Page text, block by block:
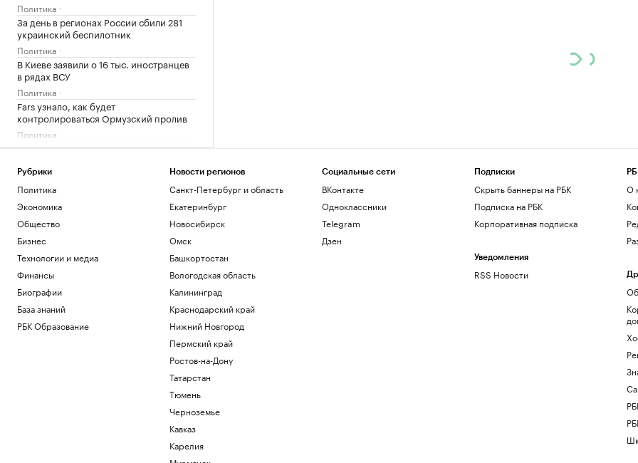
Политика
За день в регионах России сбили 281
украинский беспилотник
Политика
В Киеве заявили о 16 тыс. иностранцев
в рядах ВСУ
Политика
Fars узнало, как будет
контролироваться Ормузский пролив
Политика
«ИжАвиа» занялась восстановлением
Общество
МИД России заявил, что Армения
демонстративно «заигрывает» с
Украиной
Политика
Зачем инвестировать в торговые
пространства на первых этажах
РБК и ПИК Серия плюс
Как принять квартиру в новостройке и
не пропустить дефекты
РБК Компании
Минобороны показало удар «Гераней»
Рубрики
Политика
Экономика
Общество
Бизнес
Технологии и медиа
Финансы
Биографии
База знаний
РБК Образование
Новости регионов
Санкт-Петербург и область
Екатеринбург
Новосибирск
Омск
Башкортостан
Вологодская область
Калининград
Краснодарский край
Нижний Новгород
Пермский край
Ростов-на-Дону
Татарстан
Тюмень
Черноземье
Кавказ
Карелия
Социальные сети
ВКонтакте
Одноклассники
Telegram
Дзен
Подписки
Скрыть баннеры на РБК
Подписка на РБК
Корпоративная подписка
Уведомления
RSS Новости
О